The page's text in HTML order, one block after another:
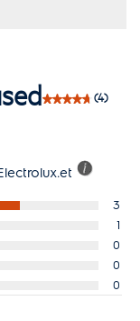
(4)
3
1
0
0
0